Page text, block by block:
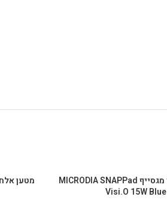
מטען אלחוטי מגסייף MICRODIA SNAPPad
Visi.O 15W Blue